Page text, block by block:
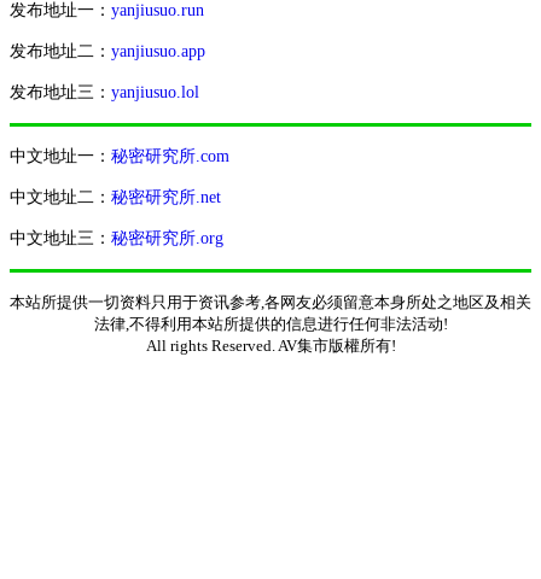
发布地址一： yanjiusuo.run
发布地址二： yanjiusuo.app
发布地址三： yanjiusuo.lol
中文地址一： 秘密研究所.com
中文地址二： 秘密研究所.net
中文地址三： 秘密研究所.org
本站所提供一切资料只用于资讯参考,各网友必须留意本身所处之地区及相关
法律,不得利用本站所提供的信息进行任何非法活动!
All rights Reserved. AV集市版權所有!